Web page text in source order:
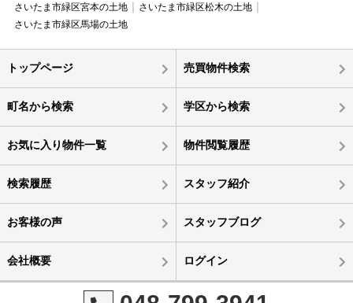
さいたま市緑区宮本の土地
さいたま市緑区松木の土地
さいたま市緑区馬場の土地
トップページ 売買物件検索
町名から検索 学区から検索
お気に入り物件一覧 物件閲覧履歴
検索履歴 スタッフ紹介
お客様の声 スタッフブログ
会社概要 ログイン